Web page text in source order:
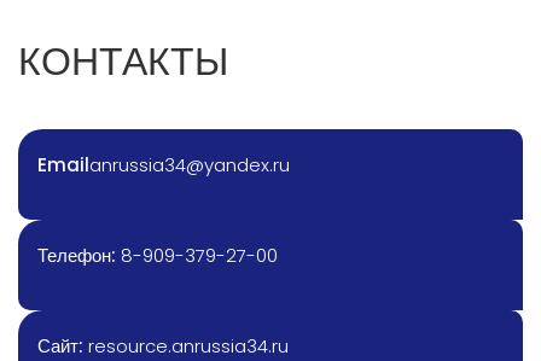
КОНТАКТЫ
Emailanrussia34@yandex.ru
Телефон: 8-909-379-27-00
Сайт: resource.anrussia34.ru